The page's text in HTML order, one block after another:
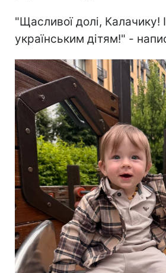
"Щасливої долі, Калачику! І
українським дітям!" -